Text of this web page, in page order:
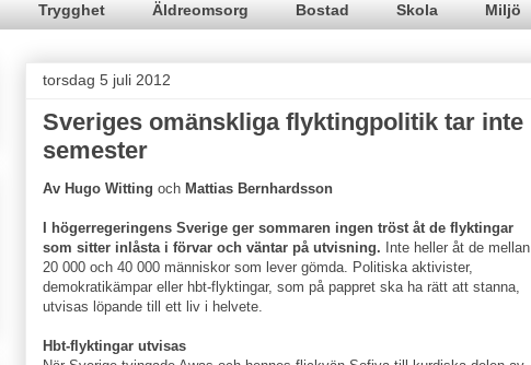
Trygghet Äldreomsorg Bostad Skola Miljö
torsdag 5 juli 2012
Sveriges omänskliga flyktingpolitik tar inte
semester
Av Hugo Witting och Mattias Bernhardsson
I högerregeringens Sverige ger sommaren ingen tröst åt de flyktingar
som sitter inlåsta i förvar och väntar på utvisning. Inte heller åt de mellan
20 000 och 40 000 människor som lever gömda. Politiska aktivister,
demokratikämpar eller hbt-flyktingar, som på pappret ska ha rätt att stanna,
utvisas löpande till ett liv i helvete.
Hbt-flyktingar utvisas